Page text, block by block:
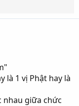
là 1 vị Phật hay là
nhau giữa chức